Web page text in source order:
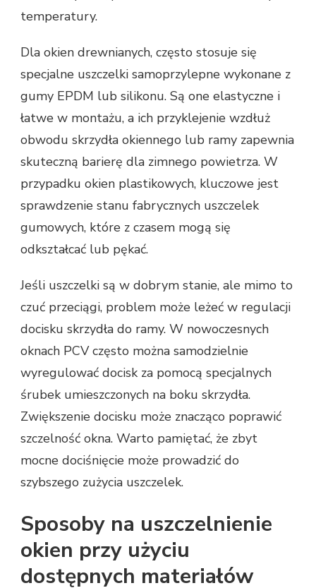
temperatury.
Dla okien drewnianych, często stosuje się
specjalne uszczelki samoprzylepne wykonane z
gumy EPDM lub silikonu. Są one elastyczne i
łatwe w montażu, a ich przyklejenie wzdłuż
obwodu skrzydła okiennego lub ramy zapewnia
skuteczną barierę dla zimnego powietrza. W
przypadku okien plastikowych, kluczowe jest
sprawdzenie stanu fabrycznych uszczelek
gumowych, które z czasem mogą się
odkształcać lub pękać.
Jeśli uszczelki są w dobrym stanie, ale mimo to
czuć przeciągi, problem może leżeć w regulacji
docisku skrzydła do ramy. W nowoczesnych
oknach PCV często można samodzielnie
wyregulować docisk za pomocą specjalnych
śrubek umieszczonych na boku skrzydła.
Zwiększenie docisku może znacząco poprawić
szczelność okna. Warto pamiętać, że zbyt
mocne dociśnięcie może prowadzić do
szybszego zużycia uszczelek.
Sposoby na uszczelnienie
okien przy użyciu
dostępnych materiałów